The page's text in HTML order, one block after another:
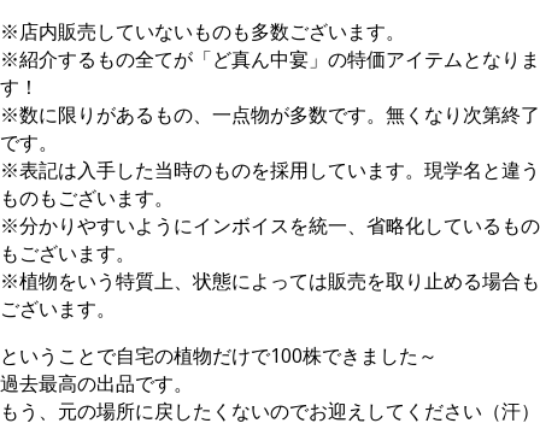
※店内販売していないものも多数ございます。
※紹介するもの全てが「ど真ん中宴」の特価アイテムとなりま
す！
※数に限りがあるもの、一点物が多数です。無くなり次第終了
です。
※表記は入手した当時のものを採用しています。現学名と違う
ものもございます。
※分かりやすいようにインボイスを統一、省略化しているもの
もございます。
※植物をいう特質上、状態によっては販売を取り止める場合も
ございます。
ということで自宅の植物だけで100株できました～
過去最高の出品です。
もう、元の場所に戻したくないのでお迎えしてください（汗）